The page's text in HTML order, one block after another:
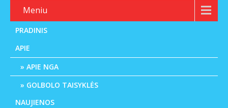
Meniu
PRADINIS
APIE
APIE NGA
GOLBOLO TAISYKLĖS
NAUJIENOS